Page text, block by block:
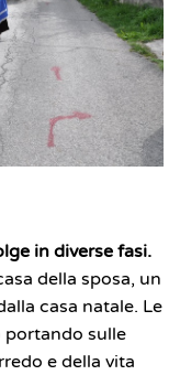
in diverse fasi.
della sposa, un
casa natale. Le
portando sulle
e della vita